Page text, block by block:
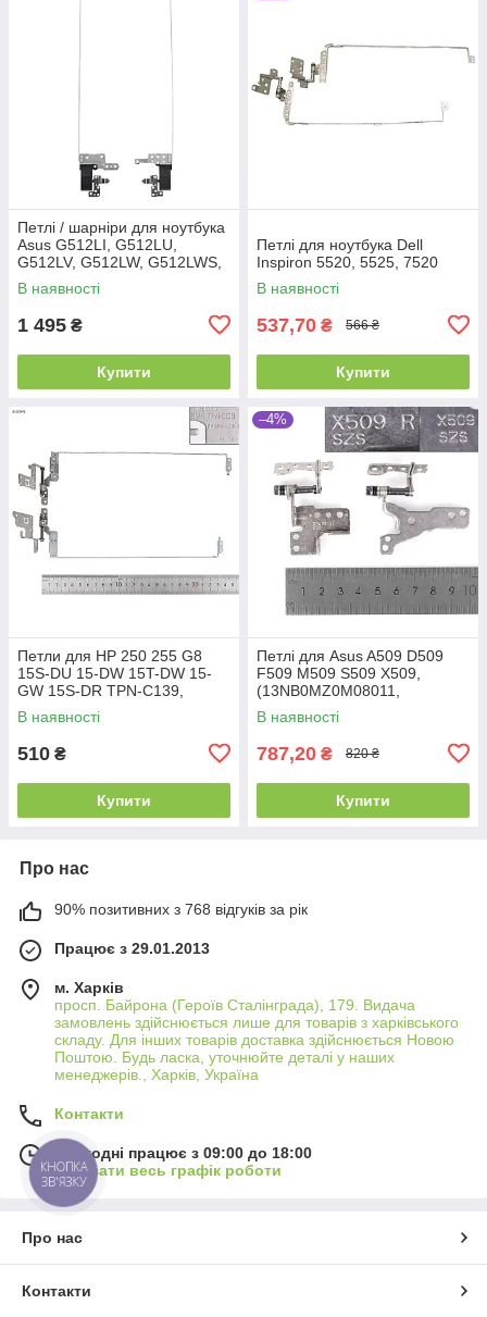
Петлі / шарніри для ноутбука
Asus G512LI, G512LU,
G512LV, G512LW, G512LWS,
G531GD, G531GT, G531GU,
G531GV, G531GW. Оригінал
В наявності
1 495 ₴
Купити
Петлі для ноутбука Dell
Inspiron 5520, 5525, 7520
В наявності
537,70 ₴ 566 ₴
Купити
Петли для HP 250 255 G8
15S-DU 15-DW 15T-DW 15-
GW 15S-DR TPN-C139,
(пара, левая+правая,
L52009-001, AM2H8000310,
В наявності
510 ₴
Купити
–4%
Петлі для Asus A509 D509
F509 M509 S509 X509,
(13NB0MZ0M08011,
13NB0MZ0M07011, пара,
ліва+права)
В наявності
787,20 ₴ 820 ₴
Купити
Про нас
90% позитивних з 768 відгуків за рік
Працює з 29.01.2013
м. Харків
просп. Байрона (Героїв Сталінграда), 179. Видача
замовлень здійснюється лише для товарів з харківського
складу. Для інших товарів доставка здійснюється Новою
Поштою. Будь ласка, уточнюйте деталі у наших
менеджерів., Харків, Україна
Контакти
Сьогодні працює з 09:00 до 18:00
Показати весь графік роботи
Про нас
Контакти
КНОПКА
ЗВ'ЯЗКУ